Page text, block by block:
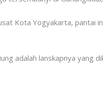
Kota Yogyakarta, pantai
adalah lanskapnya